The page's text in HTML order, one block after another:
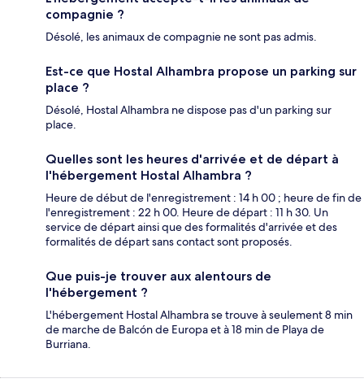
compagnie ?
Désolé, les animaux de compagnie ne sont pas admis.
Est-ce que Hostal Alhambra propose un parking sur
place ?
Désolé, Hostal Alhambra ne dispose pas d'un parking sur
place.
Quelles sont les heures d'arrivée et de départ à
l'hébergement Hostal Alhambra ?
Heure de début de l'enregistrement : 14 h 00 ; heure de fin de
l'enregistrement : 22 h 00. Heure de départ : 11 h 30. Un
service de départ ainsi que des formalités d'arrivée et des
formalités de départ sans contact sont proposés.
Que puis-je trouver aux alentours de
l'hébergement ?
L'hébergement Hostal Alhambra se trouve à seulement 8 min
de marche de Balcón de Europa et à 18 min de Playa de
Burriana.